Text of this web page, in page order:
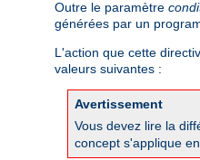
Outre le paramètre
générées par un
L'action que cette
valeurs suivantes :
Avertissement
Vous devez lire la
concept s'applique